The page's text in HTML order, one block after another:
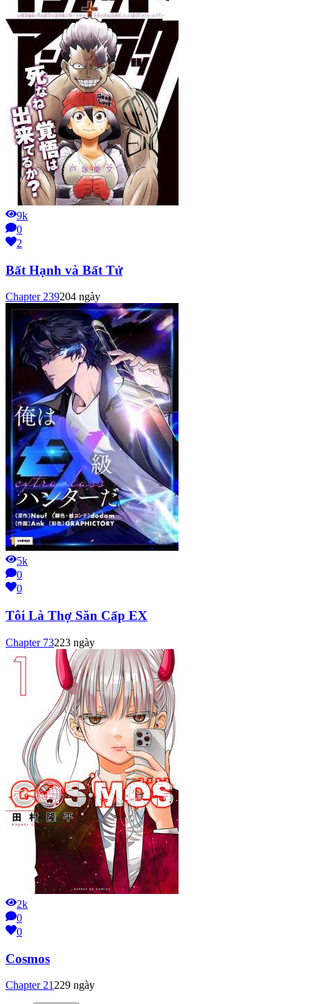
9k
0
2
Bất Hạnh và Bất Tử
Chapter 239204 ngày
5k
0
0
Tôi Là Thợ Săn Cấp EX
Chapter 73223 ngày
2k
0
0
Cosmos
Chapter 21 229 ngày